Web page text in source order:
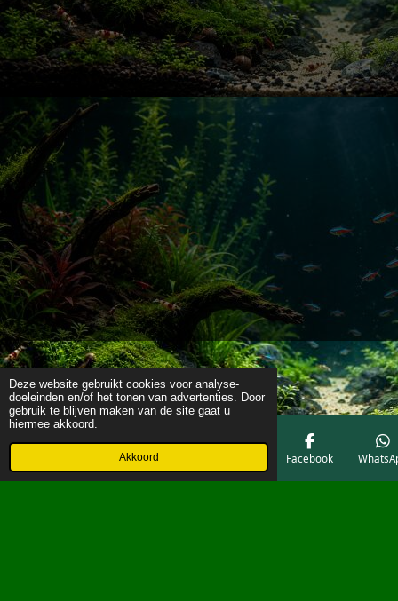
Deze website gebruikt cookies voor analyse-
doeleinden en/of het tonen van advertenties. Door
gebruik te blijven maken van de site gaat u
hiermee akkoord.
Akkoord
Telefoonnummer Facebook